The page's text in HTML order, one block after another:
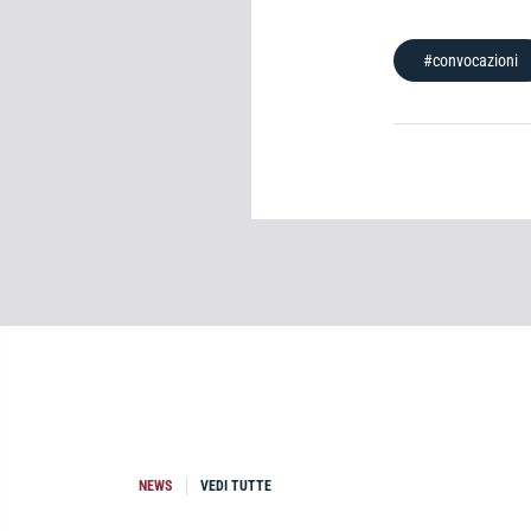
#convocazioni
NEWS VEDI TUTTE